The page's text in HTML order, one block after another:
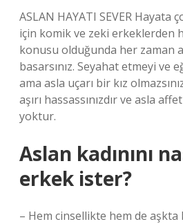
ASLAN HAYATI SEVER Hayata
için komik ve zeki erkeklerden
konusu olduğunda her zaman
basarsınız. Seyahat etmeyi ve
ama asla uçarı bir kız
aşırı hassassınızdır ve asla
yoktur.
Aslan kadınını
erkek ister?
– Hem cinsellikte hem de